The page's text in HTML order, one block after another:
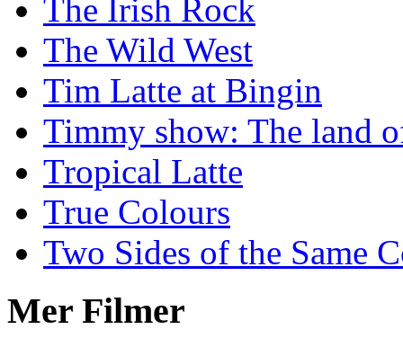
The Irish Rock
The Wild West
Tim Latte at Bingin
Timmy show: The land
Tropical Latte
True Colours
Two Sides of the Same
Mer Filmer